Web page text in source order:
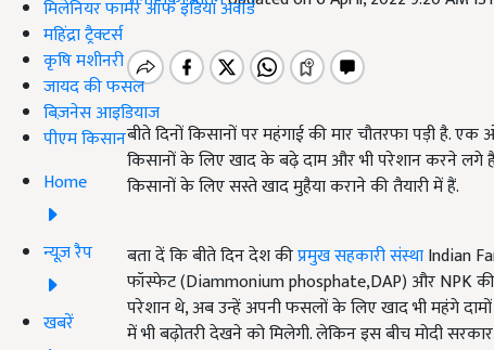
मिलेनियर फार्मर ऑफ इंडिया अवॉर्ड
महिंद्रा ट्रैक्टर्स
कृषि मशीनरी
जायद की फसल
बिज़नेस आइडियाज
पीएम किसान
Home
न्यूज़ रैप
खबरें
बीते दिनों किसानों पर महंगाई की मार चौतरफा पड़ी है.
किसानों के लिए खाद के बढ़े दाम और भी परेशान करने लगे
किसानों के लिए सस्ते खाद मुहैया कराने की तैयारी में हैं.
बता दें कि बीते दिन देश कीप्रमुख सहकारी संस्थाIndian
फॉस्फेट (Diammonium phosphate,DAP) और NPK
परेशान थे, अब उन्हें अपनी फसलों के लिए खाद भी महंगे
में भी बढ़ोतरी देखने को मिलेगी. लेकिन इस बीच मोदी सरकार